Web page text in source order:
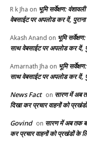
R k Jha on भूमि सर्वेक्षण:
वेबसाईट पर अपलोड कर दें,
Akash Anand on भूमि
साथ वेबसाईट पर अपलोड कर दें,
Amarnath Jha on भूमि
साथ वेबसाईट पर अपलोड कर दें,
News Fact on सारण में अब
दिखा कर प्रचार वाहनों को
Govind on सारण में अब तक
कर प्रचार वाहनों को प्रखंडों के